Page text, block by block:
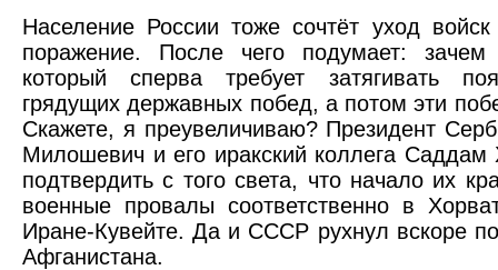
Население России тоже сочтёт уход
поражение. После чего подумает:
который сперва требует затягивать
грядущих державных побед, а потом эти
Скажете, я преувеличиваю? Президент
Милошевич и его иракский коллега Саддам
подтвердить с того света, что начало их
военные провалы соответственно в
Иране-Кувейте. Да и СССР рухнул вскоре
Афганистана.